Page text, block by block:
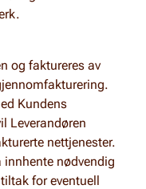
og faktureres av
Kundens
Leverandøren
nettjenester.
nødvendig
for eventuell